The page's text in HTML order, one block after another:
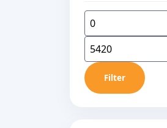
Min.
prijs
Max.
prijs
Filter